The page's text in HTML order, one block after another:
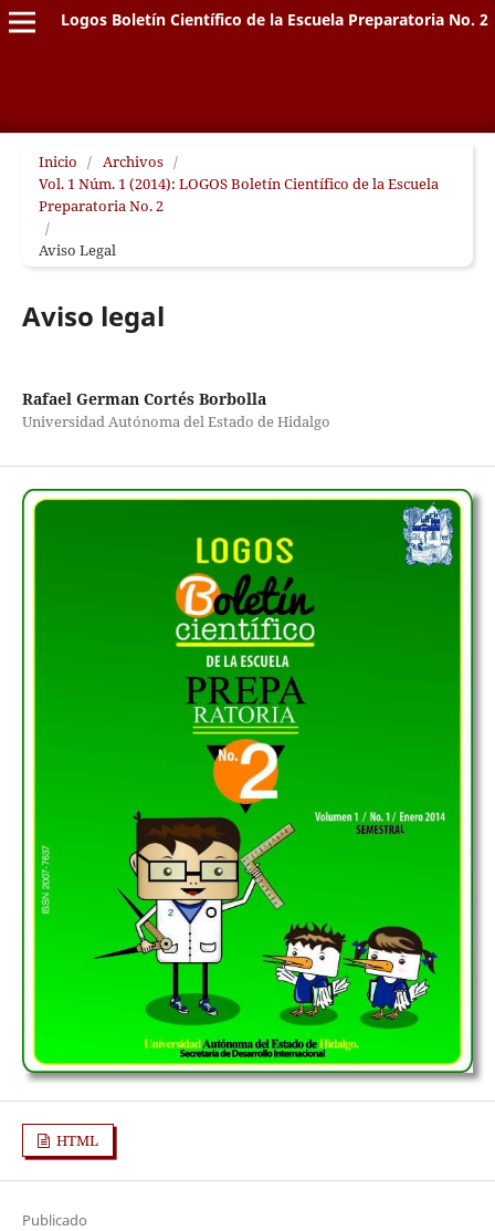
Logos Boletín Científico de la Escuela Preparatoria No. 2
Inicio / Archivos /
Vol. 1 Núm. 1 (2014): LOGOS Boletín Científico de la Escuela
Preparatoria No. 2
/
Aviso Legal
Aviso legal
Rafael German Cortés Borbolla
Universidad Autónoma del Estado de Hidalgo
HTML
Publicado